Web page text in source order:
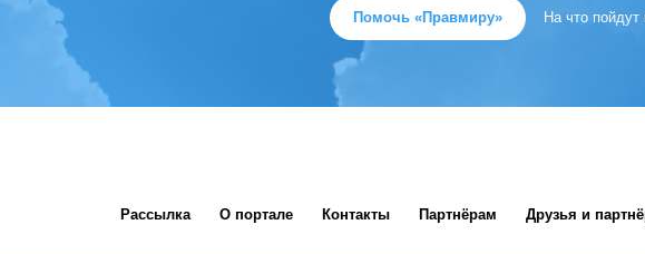
Помочь «Правмиру» На что пойдут
Рассылка О портале Контакты Партнёрам Друзья и